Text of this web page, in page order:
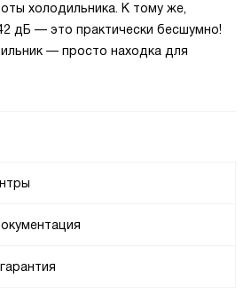
холодильника. К тому же,
дБ — это практически бесшумно!
— просто находка для